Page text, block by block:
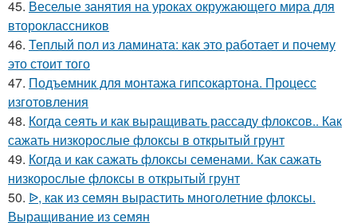
45. Веселые занятия на уроках окружающего мира для
второклассников
46. Теплый пол из ламината: как это работает и почему
это стоит того
47. Подъемник для монтажа гипсокартона. Процесс
изготовления
48. Когда сеять и как выращивать рассаду флоксов.. Как
сажать низкорослые флоксы в открытый грунт
49. Когда и как сажать флоксы семенами. Как сажать
низкорослые флоксы в открытый грунт
50. ᐉ, как из семян вырастить многолетние флоксы.
Выращивание из семян